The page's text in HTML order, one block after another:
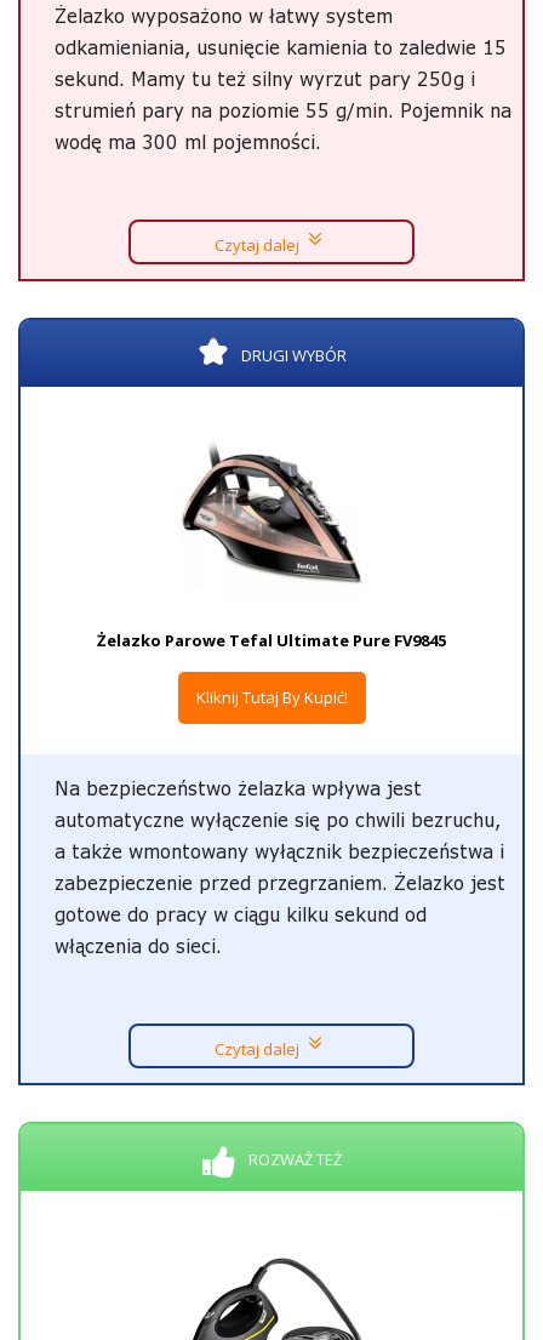
Żelazko wyposażono w łatwy system
odkamieniania, usunięcie kamienia to zaledwie 15
sekund. Mamy tu też silny wyrzut pary 250g i
strumień pary na poziomie 55 g/min. Pojemnik na
wodę ma 300 ml pojemności.
Czytaj dalej
DRUGI WYBÓR
Żelazko Parowe Tefal Ultimate Pure FV9845
Kliknij Tutaj By Kupić!
Na bezpieczeństwo żelazka wpływa jest
automatyczne wyłączenie się po chwili bezruchu,
a także wmontowany wyłącznik bezpieczeństwa i
zabezpieczenie przed przegrzaniem. Żelazko jest
gotowe do pracy w ciągu kilku sekund od
włączenia do sieci.
Czytaj dalej
ROZWAŻ TEŻ